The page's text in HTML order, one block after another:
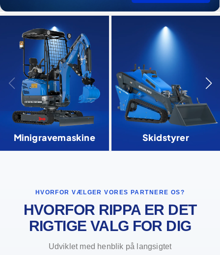
Minigravemaskine Skidstyrer
HVORFOR VÆLGER VORES PARTNERE OS?
HVORFOR RIPPA ER DET
RIGTIGE VALG FOR DIG
Udviklet med henblik på langsigtet